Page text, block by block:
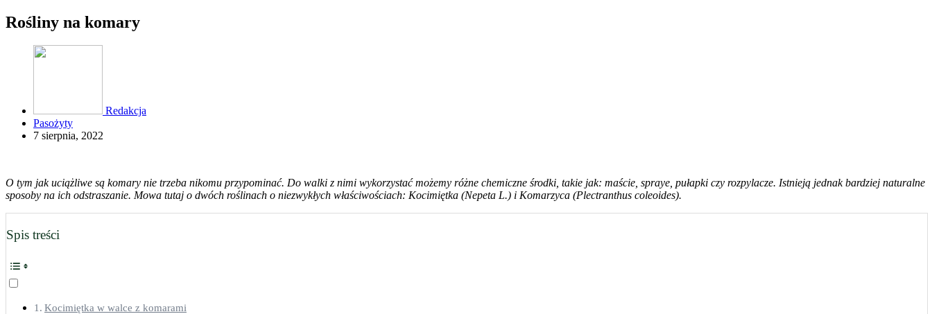
Rośliny na komary
Redakcja
Pasożyty
7 sierpnia, 2022
O tym jak uciążliwe są komary nie trzeba nikomu przypominać. Do walki z nimi wykorzystać możemy różne chemiczne środki, takie jak: maście, spraye, pułapki czy rozpylacze. Istnieją jednak bardziej naturalne
sposoby na ich odstraszanie. Mowa tutaj o dwóch roślinach o niezwykłych właściwościach: Kocimiętka (Nepeta L.) i Komarzyca (Plectranthus coleoides).
Spis treści
Kocimiętka w walce z komarami